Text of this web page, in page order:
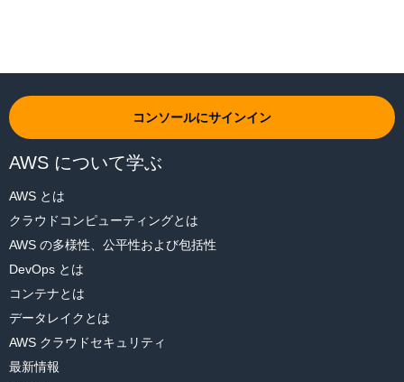
コンソールにサインイン
AWS について学ぶ
AWS とは
クラウドコンピューティングとは
AWS の多様性、公平性および包括性
DevOps とは
コンテナとは
データレイクとは
AWS クラウドセキュリティ
最新情報